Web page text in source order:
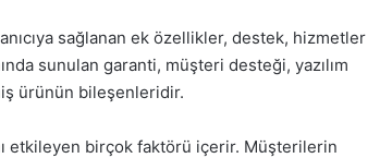
sağlanan ek özellikler, destek, hizmetler
sunulan garanti, müşteri desteği, yazılım
ürünün bileşenleridir.
etkileyen birçok faktörü içerir. Müşterilerin